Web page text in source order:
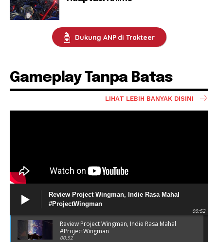
Dukung ANP di Trakteer
Gameplay Tanpa Batas
LIHAT LEBIH BANYAK DISINI
Review Project Wingman, Indie Rasa Mahal
#ProjectWingman
00:52
Review Project Wingman, Indie Rasa Mahal
#ProjectWingman
00:52